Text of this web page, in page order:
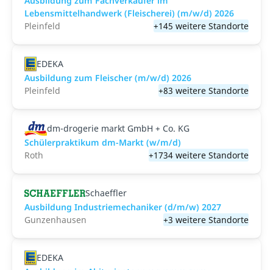
Lebensmittelhandwerk (Fleischerei) (m/w/d) 2026
Pleinfeld
+145 weitere Standorte
EDEKA
Ausbildung zum Fleischer (m/w/d) 2026
Pleinfeld
+83 weitere Standorte
dm-drogerie markt GmbH + Co. KG
Schülerpraktikum dm-Markt (w/m/d)
Roth
+1734 weitere Standorte
Schaeffler
Ausbildung Industriemechaniker (d/m/w) 2027
Gunzenhausen
+3 weitere Standorte
EDEKA